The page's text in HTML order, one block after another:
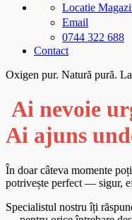
Locatie
Email
0744 322 688
Contact
Oxigen pur. Natură pură.
Ai nevoie
Ai ajuns
În doar câteva momente
potrivește perfect — sigur,
Specialistul nostru îți